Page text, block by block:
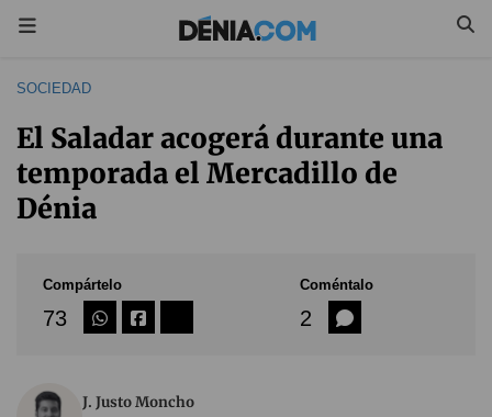
SOCIEDAD
El Saladar acogerá durante una
temporada el Mercadillo de
Dénia
Compártelo
73
Coméntalo
2
J. Justo Moncho